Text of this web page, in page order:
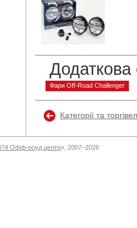
Додаткова
Фари Off-Road Challenger
Категорії та
Офф-роуд центр», 2007–2026